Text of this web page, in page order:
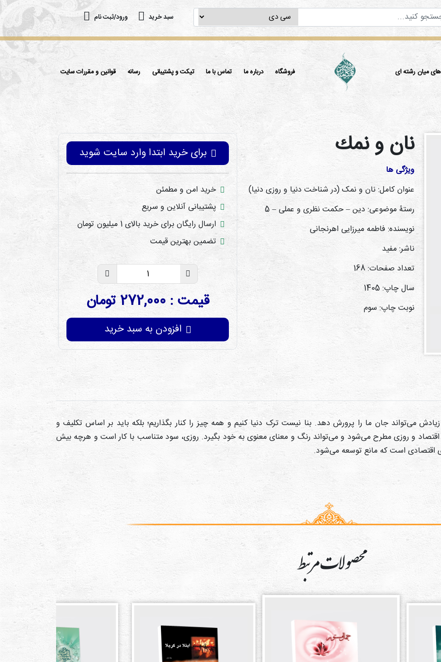
سبد خرید ورود/ثبت نام
میان رشته ای فروشگاه درباره ما تماس با ما تیکت و پشتیبانی رسانه قوانین و مقررات سایت
نان و نمك
ویژگی ها
عنوان کامل: نان و نمک (در شناخت دنیا و روزی دنیا)
رستۀ موضوعی: دین – حکمت نظری و عملی – 5
نویسنده: فاطمه میرزایی اهرنجانی
ناشر: مفید
تعداد صفحات: 168
سال چاپ: 1405
نوبت چاپ: سوم
برای خرید ابتدا وارد سایت شوید
خرید امن و مطمئن
پشتیبانی آنلاین و سریع
ارسال رایگان برای خرید بالای 1 میلیون تومان
تضمین بهترین قیمت
قیمت : 272,000 تومان
افزودن به سبد خرید
می‌تواند جان ما را پرورش دهد. بنا نیست ترک دنیا کنیم و همه چیز را کنار بگذاریم؛ بلکه باید بر اساس تکلیف و
و روزی مطرح می‌شود و می‌تواند رنگ و معنای معنوی به خود بگیرد. روزی، سود متناسب با کار است و هرچه بیش
اقتصادی است که مانع توسعه می‌شود.
محصولات مرتبط